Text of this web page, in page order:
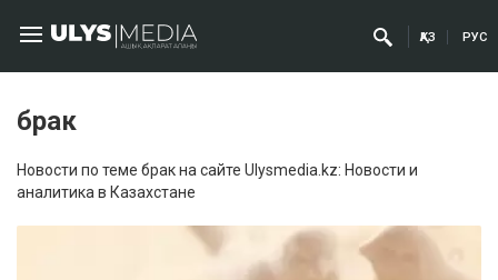
ҚАЗ РУС
брак
Новости по теме брак на сайте Ulysmedia.kz: Новости и
аналитика в Казахстане